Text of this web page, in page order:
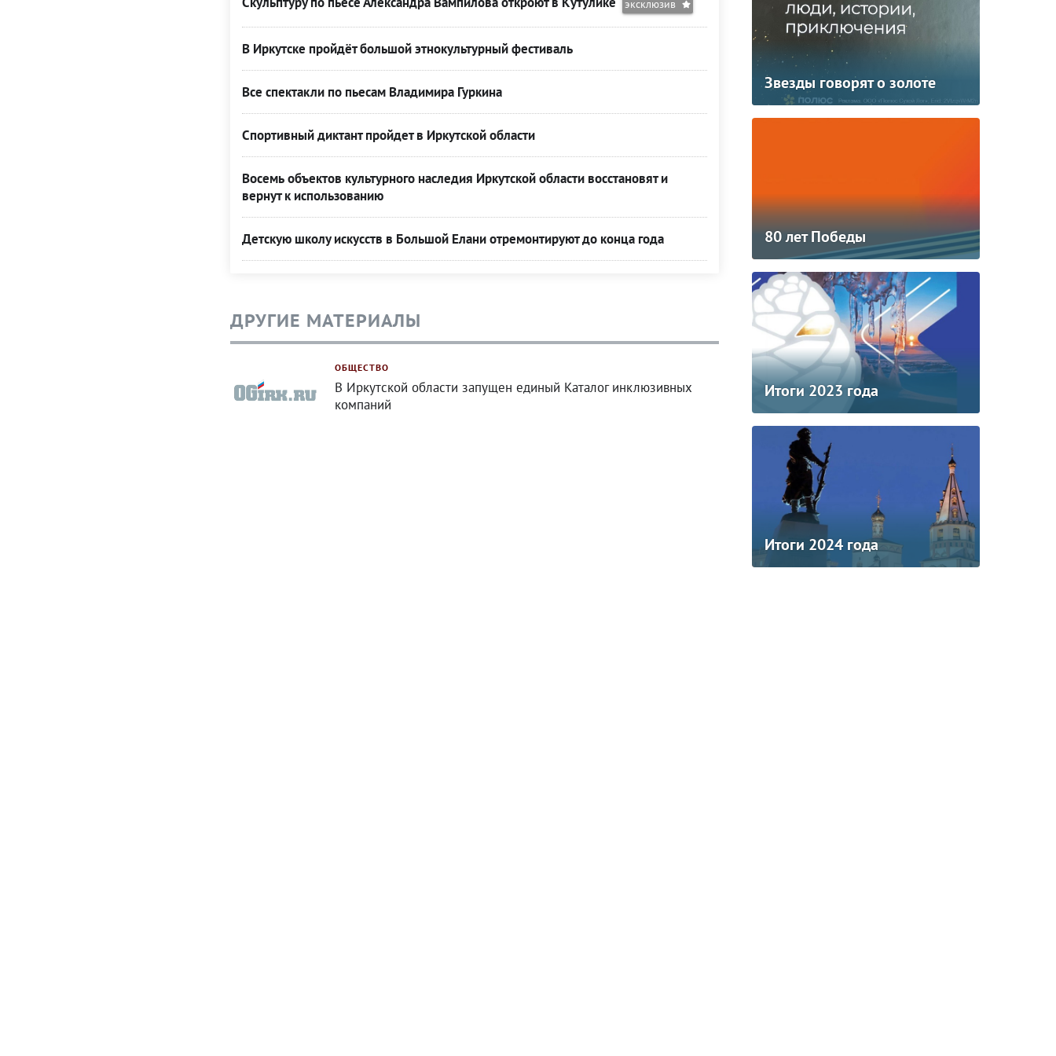
эксклюзив
В Иркутске пройдёт большой этнокультурный фестиваль
Все спектакли по пьесам Владимира Гуркина
Спортивный диктант пройдет в Иркутской области
Восемь объектов культурного наследия Иркутской области восстановят и
вернут к использованию
Детскую школу искусств в Большой Елани отремонтируют до конца года
ДРУГИЕ МАТЕРИАЛЫ
ОБЩЕСТВО
В Иркутской области запущен единый Каталог инклюзивных
компаний
Звезды говорят о золоте
80 лет Победы
Итоги 2023 года
Итоги 2024 года